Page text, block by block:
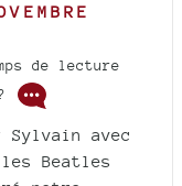
de lecture
Sylvain avec
Beatles